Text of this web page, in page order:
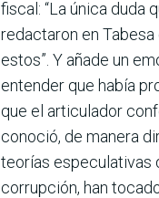
fiscal: “La única duda
redactaron en
estos”. Y añade un
entender que había
que el articulador
conoció, de manera
teorías especulativas
corrupción, han